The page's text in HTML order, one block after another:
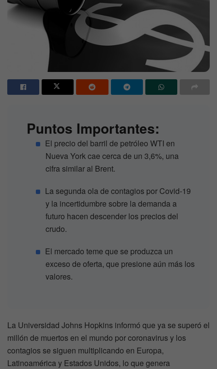
Puntos Importantes:
El precio del barril de petróleo WTI en
Nueva York cae cerca de un 3,6%, una
cifra similar al Brent.
La segunda ola de contagios por Covid-19
y la incertidumbre sobre la demanda a
futuro hacen descender los precios del
crudo.
El mercado teme que se produzca un
exceso de oferta, que presione aún más los
valores.
La Universidad Johns Hopkins informó que ya se superó el
millón de muertos en el mundo por coronavirus y los
contagios se siguen multiplicando en Europa,
Latinoamérica y Estados Unidos, lo que genera